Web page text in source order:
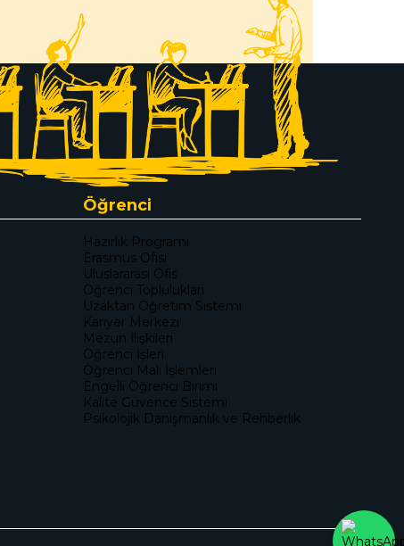
Öğrenci
Hazırlık Programı
Erasmus Ofisi
Uluslararası Ofis
Öğrenci Toplulukları
Uzaktan Öğretim Sistemi
Kariyer Merkezi
Mezun İlişkileri
Öğrenci İşleri
Öğrenci Mali İşlemleri
Engelli Öğrenci Birimi
Kalite Güvence Sistemi
Psikolojik Danışmanlık ve Rehberlik